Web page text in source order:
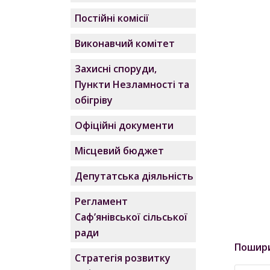
Постійні комісії
Виконавчий комітет
Захисні споруди,
Пункти Незламності та
обігріву
Офіційні документи
Місцевий бюджет
Депутатська діяльність
Регламент
Саф’янівської сільської
ради
Стратегія розвитку